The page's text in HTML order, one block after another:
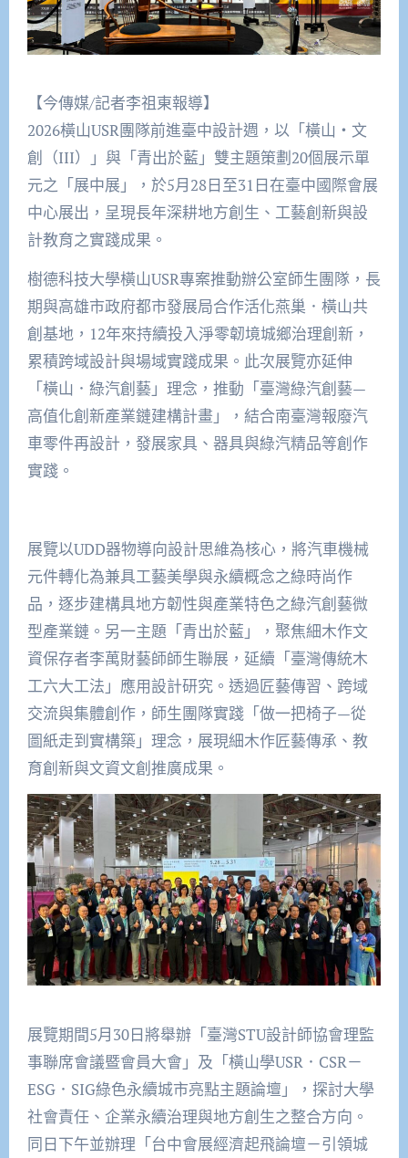
【今傳媒/記者李祖東報導】
2026橫山USR團隊前進臺中設計週，以「橫山‧文
創（III）」與「青出於藍」雙主題策劃20個展示單
元之「展中展」，於5月28日至31日在臺中國際會展
中心展出，呈現長年深耕地方創生、工藝創新與設
計教育之實踐成果。
樹德科技大學橫山USR專案推動辦公室師生團隊，長
期與高雄市政府都市發展局合作活化燕巢．橫山共
創基地，12年來持續投入淨零韌境城鄉治理創新，
累積跨域設計與場域實踐成果。此次展覽亦延伸
「橫山．綠汽創藝」理念，推動「臺灣綠汽創藝—
高值化創新產業鏈建構計畫」，結合南臺灣報廢汽
車零件再設計，發展家具、器具與綠汽精品等創作
實踐。
展覽以UDD器物導向設計思維為核心，將汽車機械
元件轉化為兼具工藝美學與永續概念之綠時尚作
品，逐步建構具地方韌性與產業特色之綠汽創藝微
型產業鏈。另一主題「青出於藍」，聚焦細木作文
資保存者李萬財藝師師生聯展，延續「臺灣傳統木
工六大工法」應用設計研究。透過匠藝傳習、跨域
交流與集體創作，師生團隊實踐「做一把椅子—從
圖紙走到實構築」理念，展現細木作匠藝傳承、教
育創新與文資文創推廣成果。
展覽期間5月30日將舉辦「臺灣STU設計師協會理監
事聯席會議暨會員大會」及「橫山學USR．CSR－
ESG．SIG綠色永續城市亮點主題論壇」，探討大學
社會責任、企業永續治理與地方創生之整合方向。
同日下午並辦理「台中會展經濟起飛論壇－引領城